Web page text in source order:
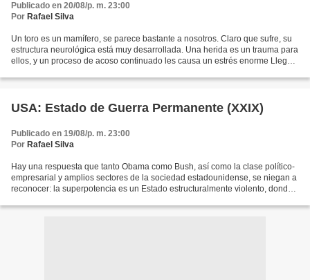
Publicado en 20/08/p. m. 23:00
Por Rafael Silva
Un toro es un mamífero, se parece bastante a nosotros. Claro que sufre, su
estructura neurológica está muy desarrollada. Una herida es un trauma para
ellos, y un proceso de acoso continuado les causa un estrés enorme Llega
USA: Estado de Guerra Permanente (XXIX)
Publicado en 19/08/p. m. 23:00
Por Rafael Silva
Hay una respuesta que tanto Obama como Bush, así como la clase político-
empresarial y amplios sectores de la sociedad estadounidense, se niegan a
reconocer: la superpotencia es un Estado estructuralmente violento, donde